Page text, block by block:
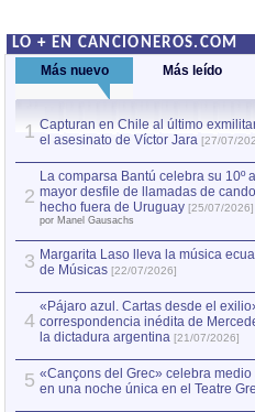
LO + EN CANCIONEROS.COM
Más nuevo Más leído
1 Capturan en Chile al último
el asesinato de Víctor Jara [27/07/
2
La comparsa Bantú celebra su 10º
mayor desfile de llamadas de
hecho fuera de Uruguay [25/07/2026]
por Manel Gausachs
3 Margarita Laso lleva la música
de Músicas [22/07/2026]
4
«Pájaro azul. Cartas desde el
correspondencia inédita de
la dictadura argentina [21/07/2026]
5 «Cançons del Grec» celebra
en una noche única en el Teatre